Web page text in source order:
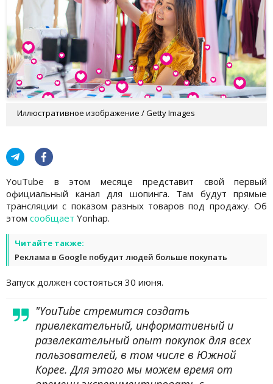
Иллюстративное изображение / Getty Images
YouTube в этом месяце представит свой первый
официальный канал для шопинга. Там будут прямые
трансляции с показом разных товаров под продажу. Об
этом сообщает Yonhap.
Читайте также:
Реклама в Google побудит людей больше покупать
Запуск должен состояться 30 июня.
"YouTube стремится создать
привлекательный, информативный и
развлекательный опыт покупок для всех
пользователей, в том числе в Южной
Корее. Для этого мы можем время от